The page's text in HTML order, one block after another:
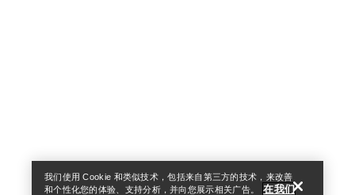
我们使用 Cookie 和类似技术，包括来自第三方的技术，来改善
和个性化您的体验、支持分析，并向您展示相关广告。
在我们